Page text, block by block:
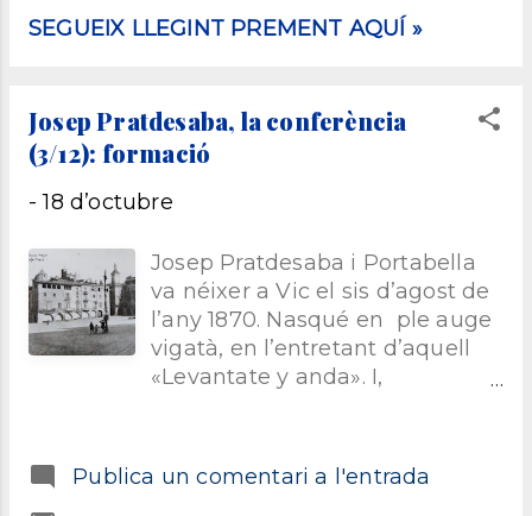
qui el va impactar i,
francament, si tinguéssim
aquell ens deixaria a tots
bocabadats: La gran lluvia
de 1872 se ha renovado en la
próximo pasado, aún más
espléndida e imponente, por lo
menos en nuestra zona celeste.
[...] En 1872 observáronse 33.000
[meteorits] en seis horas; este
NAIT, Antonio (1885, 6 de
SEGUEIX LLEGINT PREMENT AQUÍ »
Josep Pratdesaba, la conferència
(3/12): formació
-18 d’octubre
Josep Pratdesaba i Portabella
va néixer a Vic el sis d’agost de
l’any 1870. Nasqué en ple auge
vigatà, en l’entretant d’aquell
«Levantate y anda». I,
fins la va encimbellar encara
més. Els seus pares foren
Publica un comentari a l'entrada